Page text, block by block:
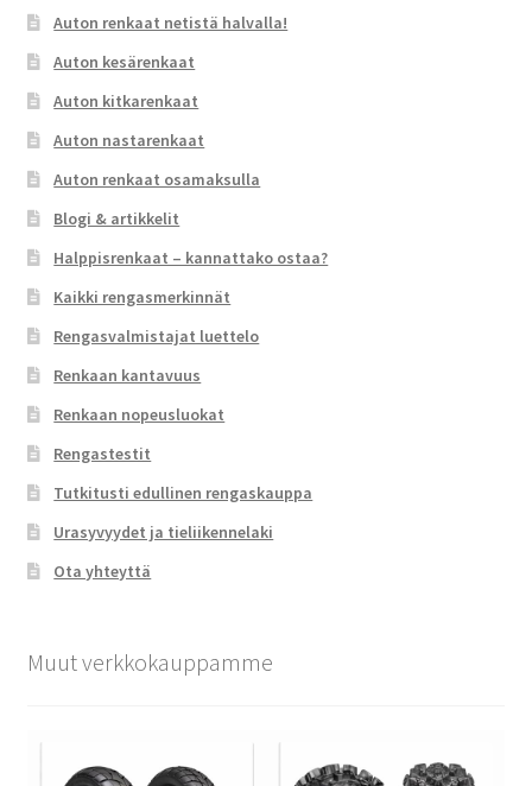
Auton renkaat netistä halvalla!
Auton kesärenkaat
Auton kitkarenkaat
Auton nastarenkaat
Auton renkaat osamaksulla
Blogi & artikkelit
Halppisrenkaat – kannattako ostaa?
Kaikki rengasmerkinnät
Rengasvalmistajat luettelo
Renkaan kantavuus
Renkaan nopeusluokat
Rengastestit
Tutkitusti edullinen rengaskauppa
Urasyvyydet ja tieliikennelaki
Ota yhteyttä
Muut verkkokauppamme